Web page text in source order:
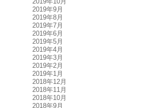
2019年9月
2019年8月
2019年7月
2019年6月
2019年5月
2019年4月
2019年3月
2019年2月
2019年1月
2018年12月
2018年11月
2018年10月
2018年9月